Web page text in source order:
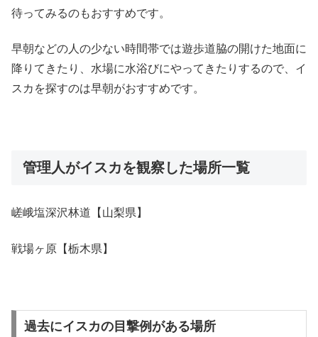
待ってみるのもおすすめです。
早朝などの人の少ない時間帯では遊歩道脇の開けた地面に
降りてきたり、水場に水浴びにやってきたりするので、イ
スカを探すのは早朝がおすすめです。
管理人がイスカを観察した場所一覧
嵯峨塩深沢林道【山梨県】
戦場ヶ原【栃木県】
過去にイスカの目撃例がある場所